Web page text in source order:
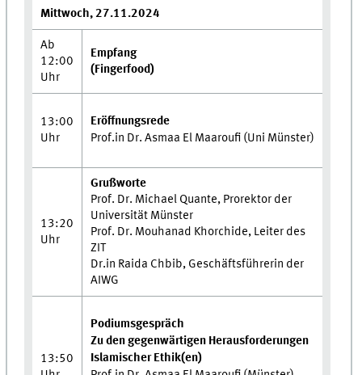
Mittwoch, 27.11.2024
Ab
12:00
Uhr
Empfang
(Fingerfood)
13:00
Uhr
Eröffnungsrede
Prof.in Dr. Asmaa El Maaroufi (Uni Münster)
13:20
Uhr
Grußworte
Prof. Dr. Michael Quante, Prorektor der
Universität Münster
Prof. Dr. Mouhanad Khorchide, Leiter des
ZIT
Dr.in Raida Chbib, Geschäftsführerin der
AIWG
13:50
Podiumsgespräch
Zu den gegenwärtigen Herausforderungen
Islamischer Ethik(en)